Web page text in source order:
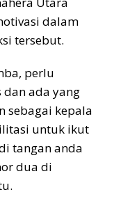
dalam
tersebut.
perlu
ada yang
sebagai kepala
untuk ikut
tangan anda
dua di